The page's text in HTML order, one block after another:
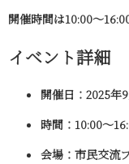
開催時間は10:00〜
イベント詳細
開催日 ：2025年
時間 ：10:00〜
会場 ：市民交流